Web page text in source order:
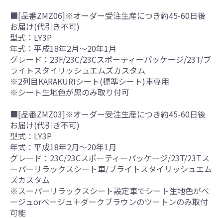
■[品番ZMZ06]※オーダー受注生産につき約45-60日後
お届け(代引き不可)
型式：LY3P
年式：平成18年2月～20年1月
グレード：23F/23C/23Cスポーティーパッケージ/23T/ブ
ライトスタイリッシュエムズカスタム
※2列目KARAKURIシート(標準シート)車専用
※シート生地色が黒のみ取り付可
■[品番ZMZ03]※オーダー受注生産につき約45-60日後
お届け(代引き不可)
型式：LY3P
年式：平成18年2月～20年1月
グレード：23C/23Cスポーティーパッケージ/23T/23Tス
ーパーリラックスシート車/ブライトスタイリッシュエム
ズカスタム
※スーパーリラックスシート設定車でシート生地色がベ
ージュorベージュ＋ダークブラウンのツートンのみ取付
可能